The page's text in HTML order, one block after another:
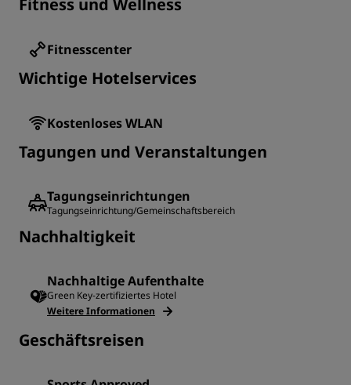
Fitness und Wellness
Fitnesscenter
Wichtige Hotelservices
Kostenloses WLAN
Tagungen und Veranstaltungen
Tagungseinrichtungen
Tagungseinrichtung/Gemeinschaftsbereich
Nachhaltigkeit
Nachhaltige Aufenthalte
Green Key-zertifiziertes Hotel
Weitere Informationen
Geschäftsreisen